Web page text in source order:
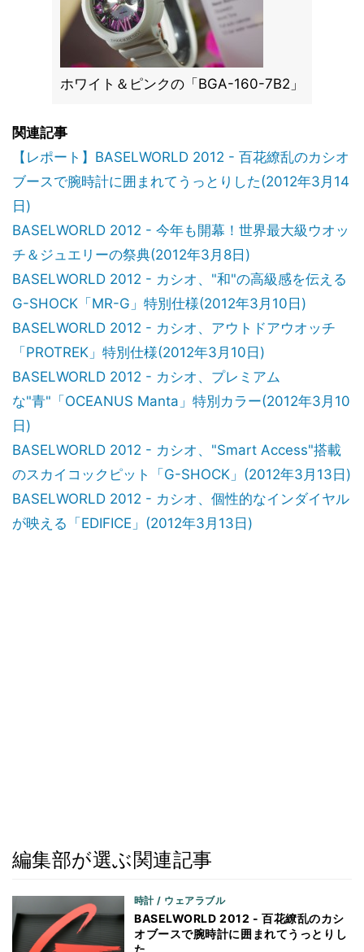
ホワイト＆ピンクの「BGA-160-7B2」
関連記事
【レポート】BASELWORLD 2012 - 百花繚乱のカシオ
ブースで腕時計に囲まれてうっとりした(2012年3月14
日)
BASELWORLD 2012 - 今年も開幕！世界最大級ウオッ
チ＆ジュエリーの祭典(2012年3月8日)
BASELWORLD 2012 - カシオ、"和"の高級感を伝える
G-SHOCK「MR-G」特別仕様(2012年3月10日)
BASELWORLD 2012 - カシオ、アウトドアウオッチ
「PROTREK」特別仕様(2012年3月10日)
BASELWORLD 2012 - カシオ、プレミアム
な"青"「OCEANUS Manta」特別カラー(2012年3月10
日)
BASELWORLD 2012 - カシオ、"Smart Access"搭載
のスカイコックピット「G-SHOCK」(2012年3月13日)
BASELWORLD 2012 - カシオ、個性的なインダイヤル
が映える「EDIFICE」(2012年3月13日)
編集部が選ぶ関連記事
時計 / ウェアラブル
BASELWORLD 2012 - 百花繚乱のカシ
オブースで腕時計に囲まれてうっとりし